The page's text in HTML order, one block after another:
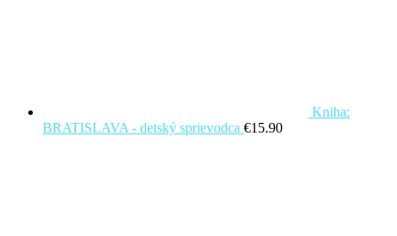
Kniha:
BRATISLAVA - detský sprievodca €15.90